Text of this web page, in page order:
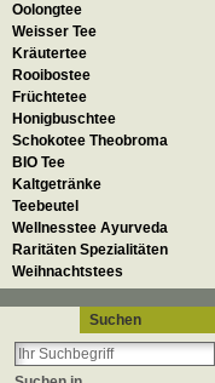
Oolongtee
Weisser Tee
Kräutertee
Rooibostee
Früchtetee
Honigbuschtee
Schokotee Theobroma
BIO Tee
Kaltgetränke
Teebeutel
Wellnesstee Ayurveda
Raritäten Spezialitäten
Weihnachtstees
Suchen